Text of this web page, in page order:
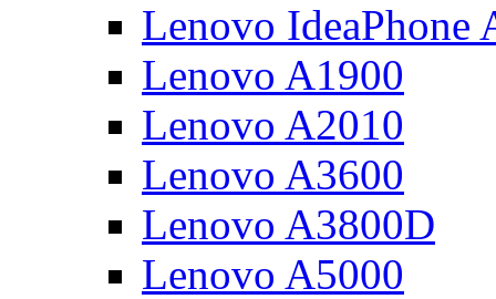
Lenovo IdeaPhone
Lenovo A1900
Lenovo A2010
Lenovo A3600
Lenovo A3800D
Lenovo A5000